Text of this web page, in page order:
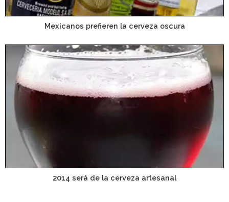
Mexicanos prefieren la cerveza oscura
2014 será de la cerveza artesanal